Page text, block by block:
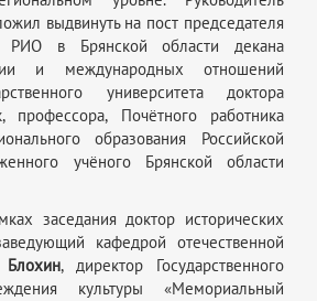
выдвинуть на пост председателя
РИО в Брянской области декана
и международных отношений
университета доктора
профессора, Почётного работника
образования Российской
учёного Брянской области
заседания доктор исторических
кафедрой отечественной
, директор Государственного
культуры «Мемориальный